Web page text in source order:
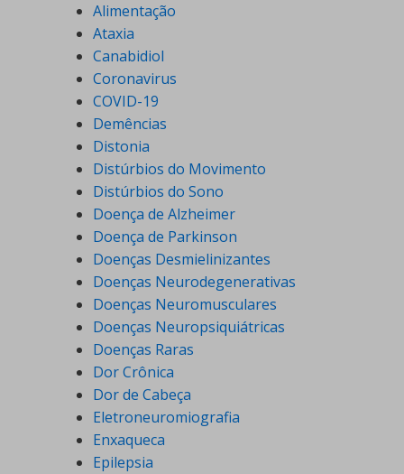
Alimentação
Ataxia
Canabidiol
Coronavirus
COVID-19
Demências
Distonia
Distúrbios do Movimento
Distúrbios do Sono
Doença de Alzheimer
Doença de Parkinson
Doenças Desmielinizantes
Doenças Neurodegenerativas
Doenças Neuromusculares
Doenças Neuropsiquiátricas
Doenças Raras
Dor Crônica
Dor de Cabeça
Eletroneuromiografia
Enxaqueca
Epilepsia